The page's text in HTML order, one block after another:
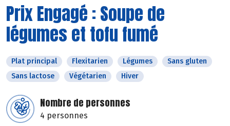
Prix Engagé : Soupe de
légumes et tofu fumé
Plat principal Flexitarien Légumes
Sans gluten
Sans lactose
Végétarien Hiver
Nombre de personnes
4 personnes